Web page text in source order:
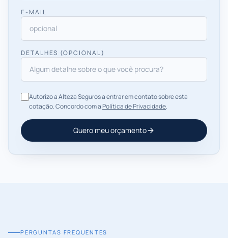
E-MAIL
DETALHES (OPCIONAL)
Autorizo a Alteza Seguros a entrar em contato sobre esta
cotação. Concordo com aPolítica de Privacidade.
Quero meu orçamento
PERGUNTAS FREQUENTES